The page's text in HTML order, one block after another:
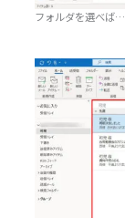
フォルダを選べば…